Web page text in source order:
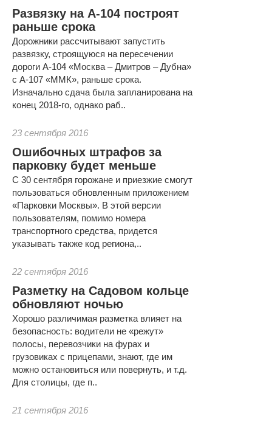
Развязку на А-104 построят
раньше срока
Дорожники рассчитывают запустить
развязку, строящуюся на пересечении
дороги А-104 «Москва – Дмитров – Дубна»
с А-107 «ММК», раньше срока.
Изначально сдача была запланирована на
конец 2018-го, однако раб..
23 сентября 2016
Ошибочных штрафов за
парковку будет меньше
С 30 сентября горожане и приезжие смогут
пользоваться обновленным приложением
«Парковки Москвы». В этой версии
пользователям, помимо номера
транспортного средства, придется
указывать также код региона,..
22 сентября 2016
Разметку на Садовом кольце
обновляют ночью
Хорошо различимая разметка влияет на
безопасность: водители не «режут»
полосы, перевозчики на фурах и
грузовиках с прицепами, знают, где им
можно остановиться или повернуть, и т.д.
Для столицы, где п..
21 сентября 2016